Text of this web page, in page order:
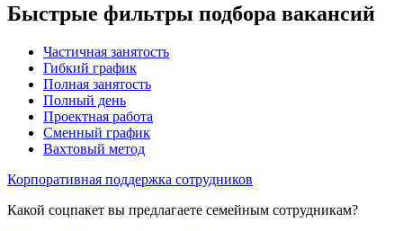
Быстрые фильтры подбора вакансий
Частичная занятость
Гибкий график
Полная занятость
Полный день
Проектная работа
Сменный график
Вахтовый метод
Корпоративная поддержка сотрудников
Какой соцпакет вы предлагаете семейным сотрудникам?